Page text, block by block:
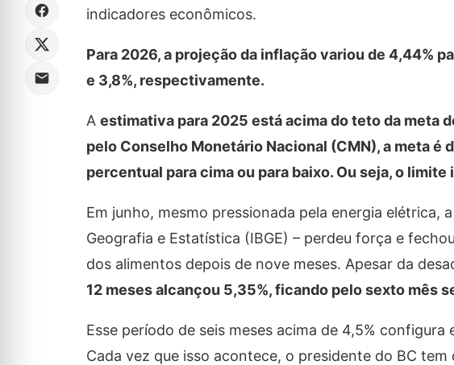
indicadores econômicos.
Para 2026, a projeção da inflação variou de 4,44%
e 3,8%, respectivamente.
A estimativa para 2025 está acima do teto da meta
pelo Conselho Monetário Nacional (CMN), a meta é
percentual para cima ou para baixo. Ou seja, o
Em junho, mesmo pressionada pela energia
Geografia e Estatística (IBGE) – perdeu força e
dos alimentos depois de nove meses. Apesar da
12 meses alcançou 5,35%, ficando pelo sexto mês
Esse período de seis meses acima de 4,5%
Cada vez que isso acontece, o presidente do BC